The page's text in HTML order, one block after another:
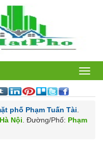
Bán
phố Phạm Tuấn Tài
Hà Nội . Đường/Phố: Phạm